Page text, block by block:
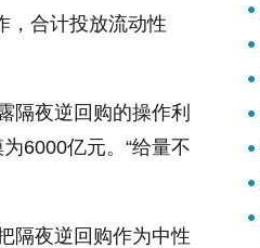
，合计投放流动性
隔夜逆回购的操作利
6000亿元。“给量不
隔夜逆回购作为中性